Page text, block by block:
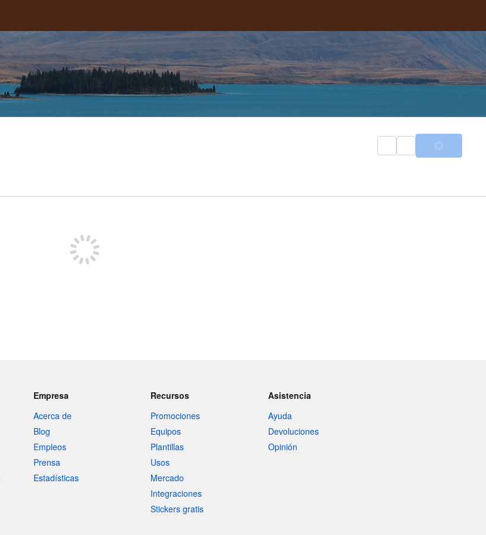
Empresa
Acerca de
Blog
Empleos
Prensa
Estadísticas
Recursos
Promociones
Equipos
Plantillas
Usos
Mercado
Integraciones
Stickers gratis
Asistencia
Ayuda
Devoluciones
Opinión